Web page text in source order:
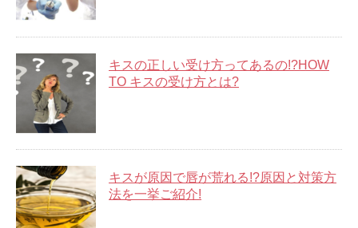
キスの正しい受け方ってあるの!?HOW
TO キスの受け方とは?
キスが原因で唇が荒れる!?原因と対策方
法を一挙ご紹介!